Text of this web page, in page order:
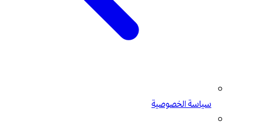
سياسة الخصوصية